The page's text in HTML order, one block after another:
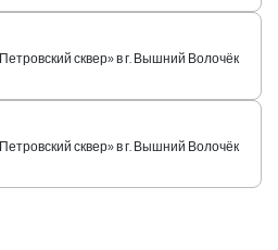
сквер» в г. Вышний Волочёк
сквер» в г. Вышний Волочёк